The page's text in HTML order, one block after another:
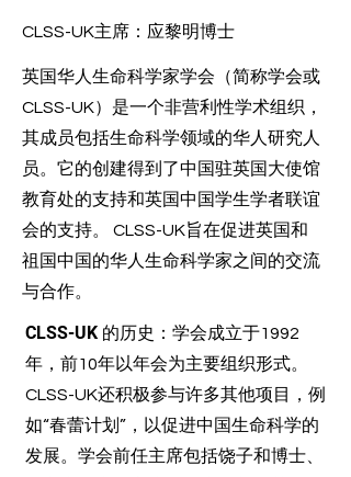
CLSS-UK主席：应黎明博士
英国华人生命科学家学会（简称学会或
CLSS-UK）是一个非营利性学术组织，
其成员包括生命科学领域的华人研究人
员。它的创建得到了中国驻英国大使馆
教育处的支持和英国中国学生学者联谊
会的支持。 CLSS-UK旨在促进英国和
祖国中国的华人生命科学家之间的交流
与合作。
CLSS-UK 的历史： 学会成立于1992
年，前10年以年会为主要组织形式。
CLSS-UK还积极参与许多其他项目，例
如“春蕾计划”，以促进中国生命科学的
发展。学会前任主席包括饶子和博士、